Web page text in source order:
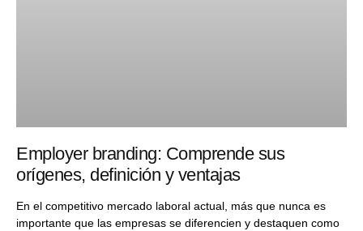
Employer branding: Comprende sus
orígenes, definición y ventajas
En el competitivo mercado laboral actual, más que nunca es
importante que las empresas se diferencien y destaquen como